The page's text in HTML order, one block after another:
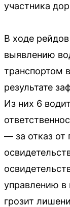
участника
В ходе
выявлению
транспортом
результате
Из них 6
— за отказ от
управлению в
грозит